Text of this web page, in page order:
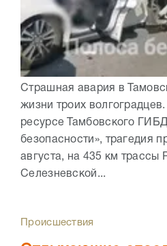
Страшная авария в
жизни троих
ресурсе Тамбовского
безопасности», трагедия
августа, на 435 км трассы
Селезневской...
Происшествия